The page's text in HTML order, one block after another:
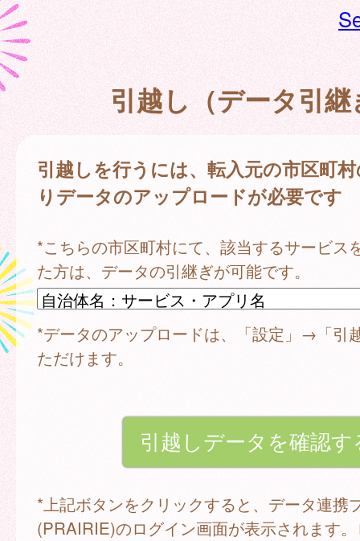
引越し（データ引継
引越しを行うには、転入元の市区町
りデータのアップロードが必要です
*こちらの市区町村にて、該当するサービス
た方は、データの引継ぎが可能です。
*データのアップロードは、「設定」→「引
ただけます。
*上記ボタンをクリックすると、データ連携
(PRAIRIE)のログイン画面が表示されます